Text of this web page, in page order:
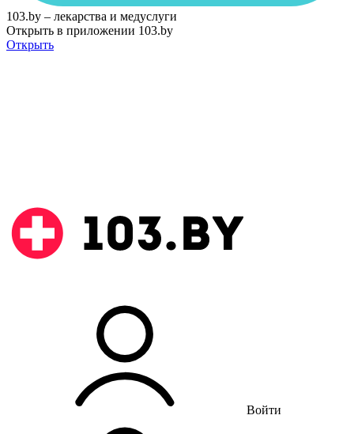
103.by – лекарства и медуслуги
Открыть в приложении 103.by
Открыть
Войти